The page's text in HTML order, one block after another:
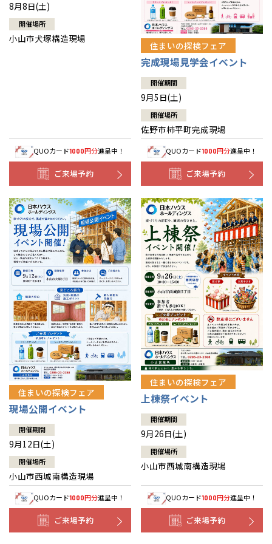
8月8日(土)
開催場所
小山市犬塚構造現場
QUOカード1000円分進呈中！
ご来場予約
住まいの探検フェア
完成現場見学会イベント
開催期間
9月5日(土)
開催場所
佐野市柿平町完成現場
QUOカード1000円分進呈中！
ご来場予約
住まいの探検フェア
現場公開イベント
開催期間
9月12日(土)
開催場所
小山市西城南構造現場
QUOカード1000円分進呈中！
ご来場予約
住まいの探検フェア
上棟祭イベント
開催期間
9月26日(土)
開催場所
小山市西城南構造現場
QUOカード1000円分進呈中！
ご来場予約